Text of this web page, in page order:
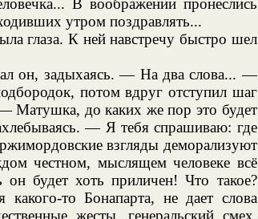
В воображении пронеслись
утром поздравлять...
глаза. К ней навстречу быстро шел
он, задыхаясь. — На два слова... —
потом вдруг отступил шаг
Матушка, до каких же пор это будет
— Я тебя спрашиваю: где
взгляды деморализуют
честном, мыслящем человеке всё
будет хоть приличен! Что такое?
то Бонапарта, не дает слова
жесты, генеральский смех,